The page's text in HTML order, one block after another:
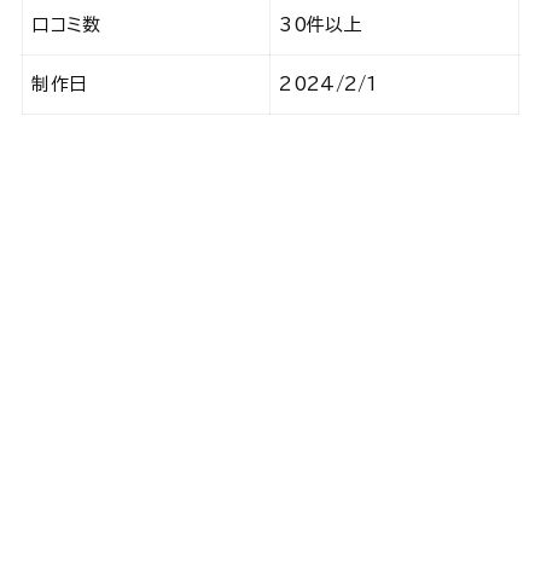
口コミ数 30件以上
制作日 2024/2/1